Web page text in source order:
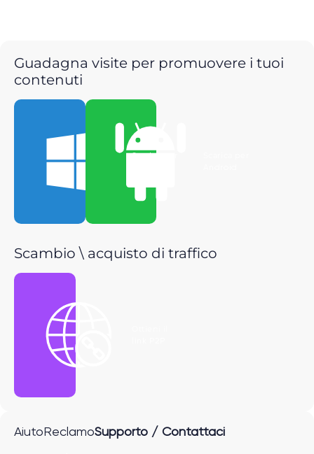
Guadagna visite per promuovere i tuoi
contenuti
Scarica per
Scambio \ acquisto di traffico
Aiuto ReclamoSupporto / Contattaci